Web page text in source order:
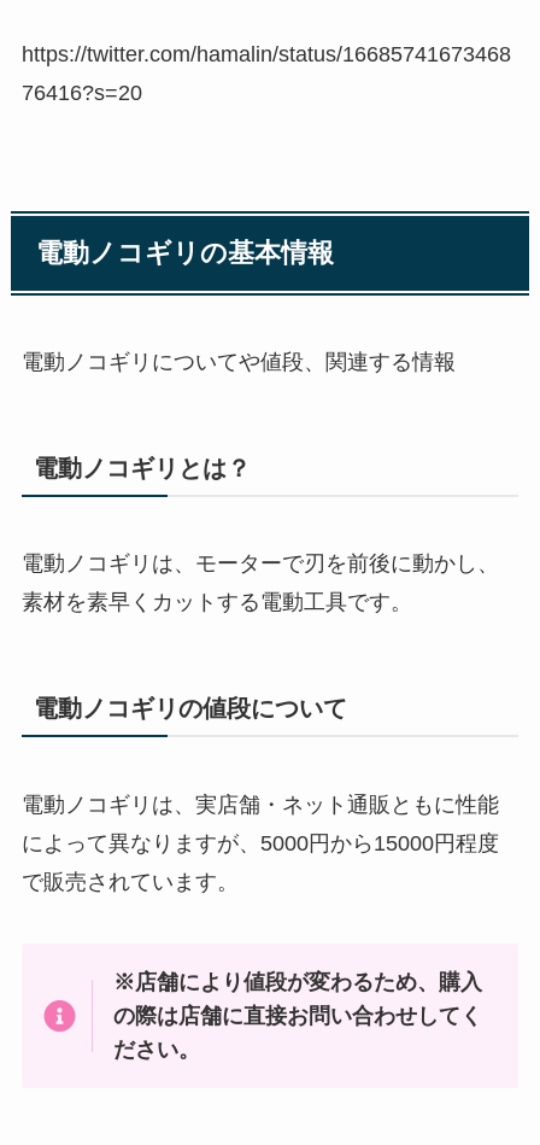
https://twitter.com/hamalin/status/16685741673468
76416?s=20
電動ノコギリの基本情報
電動ノコギリについてや値段、関連する情報
電動ノコギリとは？
電動ノコギリは、モーターで刃を前後に動かし、
素材を素早くカットする電動工具です。
電動ノコギリの値段について
電動ノコギリは、実店舗・ネット通販ともに性能
によって異なりますが、5000円から15000円程度
で販売されています。
※店舗により値段が変わるため、購入
の際は店舗に直接お問い合わせしてく
ださい。